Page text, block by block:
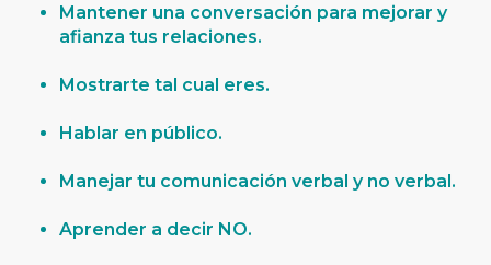
Mantener una conversación para mejorar y
afianza tus relaciones.
Mostrarte tal cual eres.
Hablar en público.
Manejar tu comunicación verbal y no verbal.
Aprender a decir NO.